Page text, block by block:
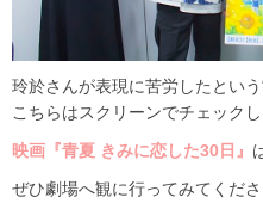
玲於さんが表現に苦労したという
映画『青夏 きみに恋した30日』
ぜひ劇場へ観に行ってみてくださ